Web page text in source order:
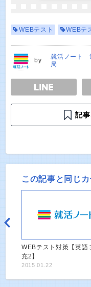
WEBテスト WEBテ
by
就活ノート
局
TWEET
記
この記事と同じ
WEBテスト対策【英語
充2】
2015.01.22